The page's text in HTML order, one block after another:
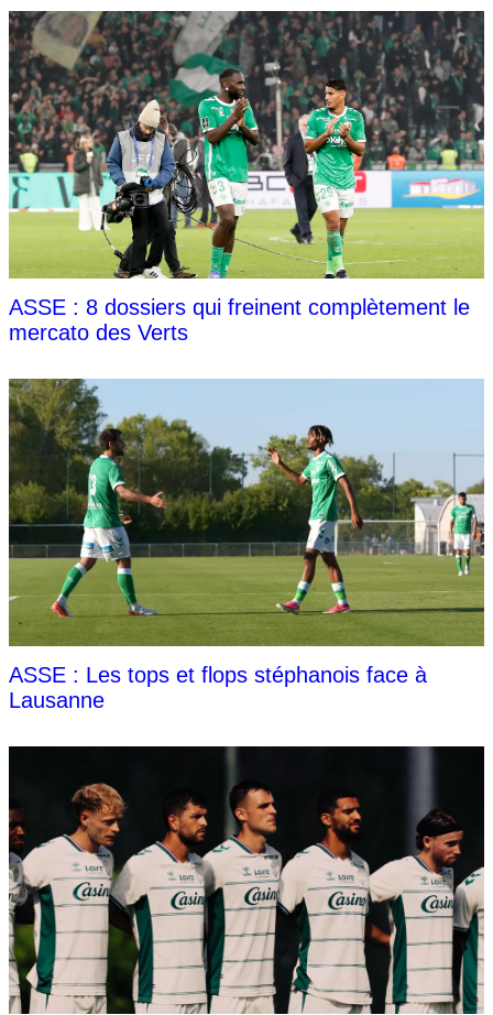
ASSE : 8 dossiers qui freinent complètement le
mercato des Verts
ASSE : Les tops et flops stéphanois face à
Lausanne